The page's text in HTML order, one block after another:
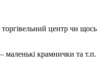
центр чи щось
маленькі крамнички та т.п.